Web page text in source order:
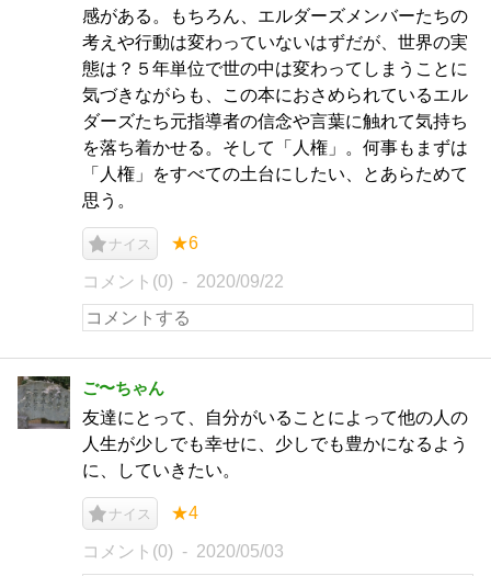
感がある。もちろん、エルダーズメンバーたちの
考えや行動は変わっていないはずだが、世界の実
態は？５年単位で世の中は変わってしまうことに
気づきながらも、この本におさめられているエル
ダーズたち元指導者の信念や言葉に触れて気持ち
を落ち着かせる。そして「人権」。何事もまずは
「人権」をすべての土台にしたい、とあらためて
思う。
ナイス ★6
コメント(0) 2020/09/22
ご〜ちゃん
友達にとって、自分がいることによって他の人の
人生が少しでも幸せに、少しでも豊かになるよう
に、していきたい。
ナイス ★4
コメント(0) 2020/05/03